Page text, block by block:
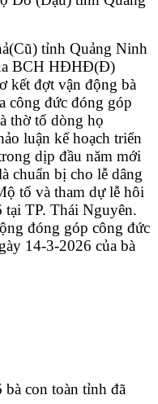
tỉnh Quảng Ninh
BCH HĐHĐ(Đ)
kết đợt vận động bà
công đức đóng góp
thờ tổ dòng họ
luận kế hoạch triển
dịp đầu năm mới
chuẩn bị cho lễ dâng
tổ và tham dự lễ hôi
tại TP. Thái Nguyên.
đóng góp công đức
14-3-2026 của bà
con toàn tỉnh đã